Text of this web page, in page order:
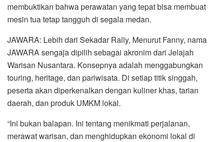
membuktikan bahwa perawatan yang tepat bisa membuat
mesin tua tetap tangguh di segala medan.
JAWARA: Lebih dari Sekadar Rally, Menurut Fanny, nama
JAWARA sengaja dipilih sebagai akronim dari Jelajah
Warisan Nusantara. Konsepnya adalah menggabungkan
touring, heritage, dan pariwisata. Di setiap titik singgah,
peserta akan diperkenalkan dengan kuliner khas, tarian
daerah, dan produk UMKM lokal.
“Ini bukan balapan. Ini tentang menikmati perjalanan,
merawat warisan, dan menghidupkan ekonomi lokal di